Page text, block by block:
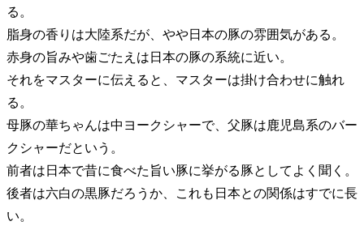
る。
脂身の香りは大陸系だが、やや日本の豚の雰囲気がある。
赤身の旨みや歯ごたえは日本の豚の系統に近い。
それをマスターに伝えると、マスターは掛け合わせに触れ
る。
母豚の華ちゃんは中ヨークシャーで、父豚は鹿児島系のバー
クシャーだという。
前者は日本で昔に食べた旨い豚に挙がる豚としてよく聞く。
後者は六白の黒豚だろうか、これも日本との関係はすでに長
い。